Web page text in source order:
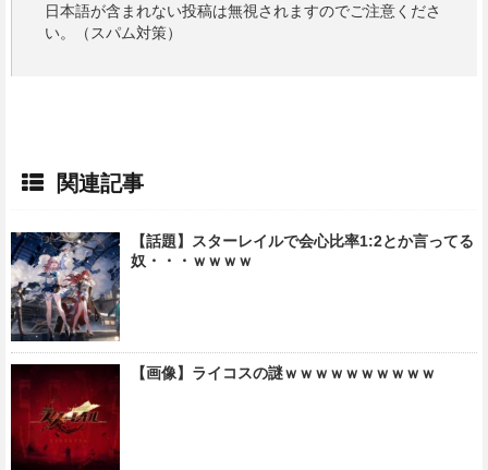
日本語が含まれない投稿は無視されますのでご注意くださ
い。（スパム対策）
関連記事
【話題】スターレイルで会心比率1:2とか言ってる
奴・・・ｗｗｗｗ
【画像】ライコスの謎ｗｗｗｗｗｗｗｗｗｗ